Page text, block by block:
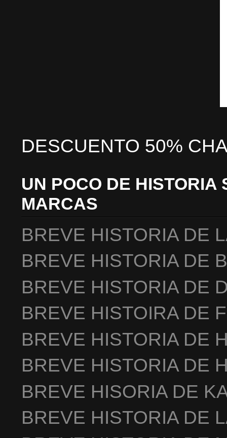
DESCUENTO 50%
UN POCO DE HISTORIA
MARCAS
BREVE HISTORIA DE
BREVE HISTORIA DE
BREVE HISTORIA DE
BREVE HISTOIRA DE
BREVE HISTORIA DE
BREVE HISTORIA DE
BREVE HISORIA DE
BREVE HISTORIA DE